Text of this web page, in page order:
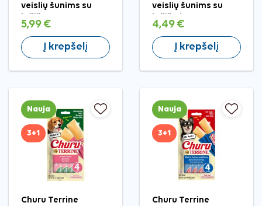
veislių šunims su
5,99 €
Į krepšelį
veislių šunims su
4,49 €
Į krepšelį
Nauja
3+1
Churu Terrine
Nauja
3+1
Churu Terrine